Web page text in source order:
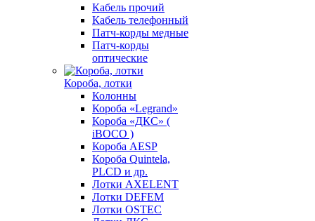
Кабель прочий
Кабель телефонный
Патч-корды медные
Патч-корды
оптические
Короба, лотки
Колонны
Короба «Legrand»
Короба «ДКС» (
iBOCO )
Короба AESP
Короба Quintela,
PLCD и др.
Лотки AXELENT
Лотки DEFEM
Лотки OSTEC